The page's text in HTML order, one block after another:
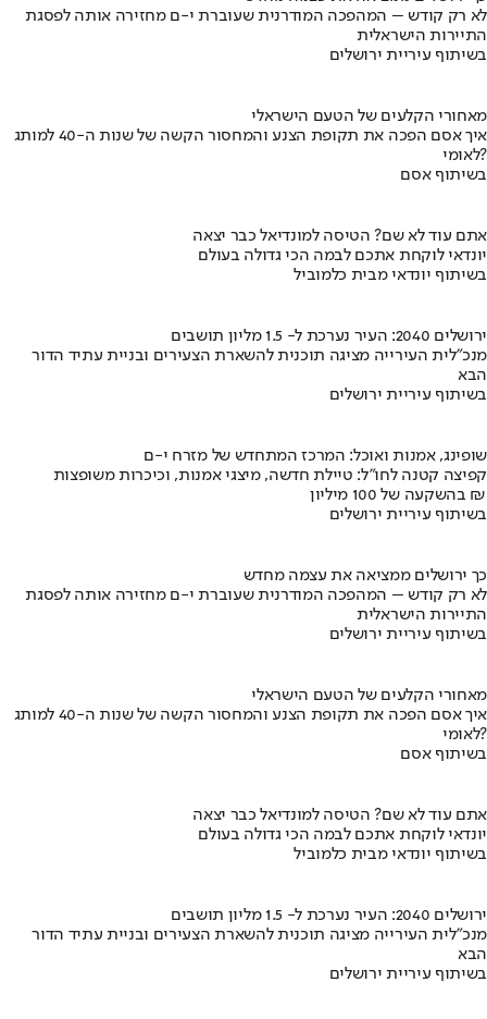
לא רק קודש – המהפכה המודרנית שעוברת י-ם מחזירה אותה לפסגת
התיירות הישראלית
בשיתוף עיריית ירושלים
מאחורי הקלעים של הטעם הישראלי
איך אסם הפכה את תקופת הצנע והמחסור הקשה של שנות ה-40 למותג
לאומי?
בשיתוף אסם
אתם עוד לא שם? הטיסה למונדיאל כבר יצאה
יונדאי לוקחת אתכם לבמה הכי גדולה בעולם
בשיתוף יונדאי מבית כלמוביל
ירושלים 2040: העיר נערכת ל- 1.5 מליון תושבים
מנכ"לית העירייה מציגה תוכנית להשארת הצעירים ובניית עתיד הדור
הבא
בשיתוף עיריית ירושלים
שופינג, אמנות ואוכל: המרכז המתחדש של מזרח י-ם
קפיצה קטנה לחו"ל: טיילת חדשה, מיצגי אמנות, וכיכרות משופצות
בהשקעה של 100 מיליון ₪
בשיתוף עיריית ירושלים
כך ירושלים ממציאה את עצמה מחדש
לא רק קודש – המהפכה המודרנית שעוברת י-ם מחזירה אותה לפסגת
התיירות הישראלית
בשיתוף עיריית ירושלים
מאחורי הקלעים של הטעם הישראלי
איך אסם הפכה את תקופת הצנע והמחסור הקשה של שנות ה-40 למותג
לאומי?
בשיתוף אסם
אתם עוד לא שם? הטיסה למונדיאל כבר יצאה
יונדאי לוקחת אתכם לבמה הכי גדולה בעולם
בשיתוף יונדאי מבית כלמוביל
ירושלים 2040: העיר נערכת ל- 1.5 מליון תושבים
מנכ"לית העירייה מציגה תוכנית להשארת הצעירים ובניית עתיד הדור
הבא
בשיתוף עיריית ירושלים